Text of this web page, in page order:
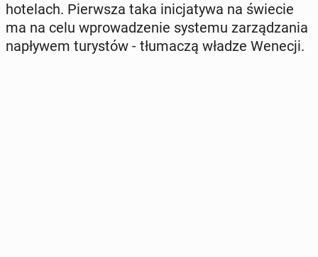
ho­te­lach. Pierw­sza taka ini­cja­ty­wa na świecie
ma na celu wpro­wa­dze­nie systemu za­rzą­dza­nia
na­pły­wem tu­ry­stów - tłu­ma­czą władze Wenecji.